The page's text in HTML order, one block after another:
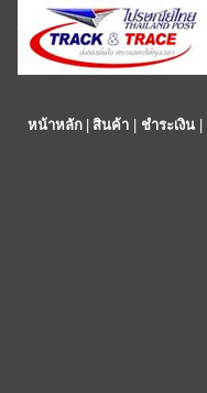
หน้าหลัก | สินค้า | ชำระเงิน |